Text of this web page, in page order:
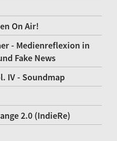
On Air!
- Medienreflexion in
Fake News
IV - Soundmap
2.0 (IndieRe)